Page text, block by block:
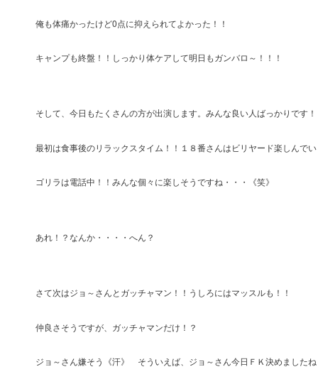
俺も体痛かったけど0点に抑えられてよかった！！
キャンプも終盤！！しっかり体ケアして明日もガンバロ～！！！
そして、今日もたくさんの方が出演します。みんな良い人ばっかりです
最初は食事後のリラックスタイム！！１８番さんはビリヤード楽しんで
ゴリラは電話中！！みんな個々に楽しそうですね・・・《笑》
あれ！？なんか・・・・へん？
さて次はジョ～さんとガッチャマン！！うしろにはマッスルも！！
仲良さそうですが、ガッチャマンだけ！？
ジョ～さん嫌そう《汗》 そういえば、ジョ～さん今日ＦＫ決めました